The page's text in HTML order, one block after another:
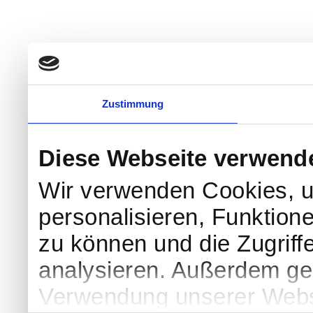
Zustimmung
Diese Webseite
Wir verwenden Cookies,
personalisieren,
zu können und die
analysieren. Außerdem
Verwendung unserer